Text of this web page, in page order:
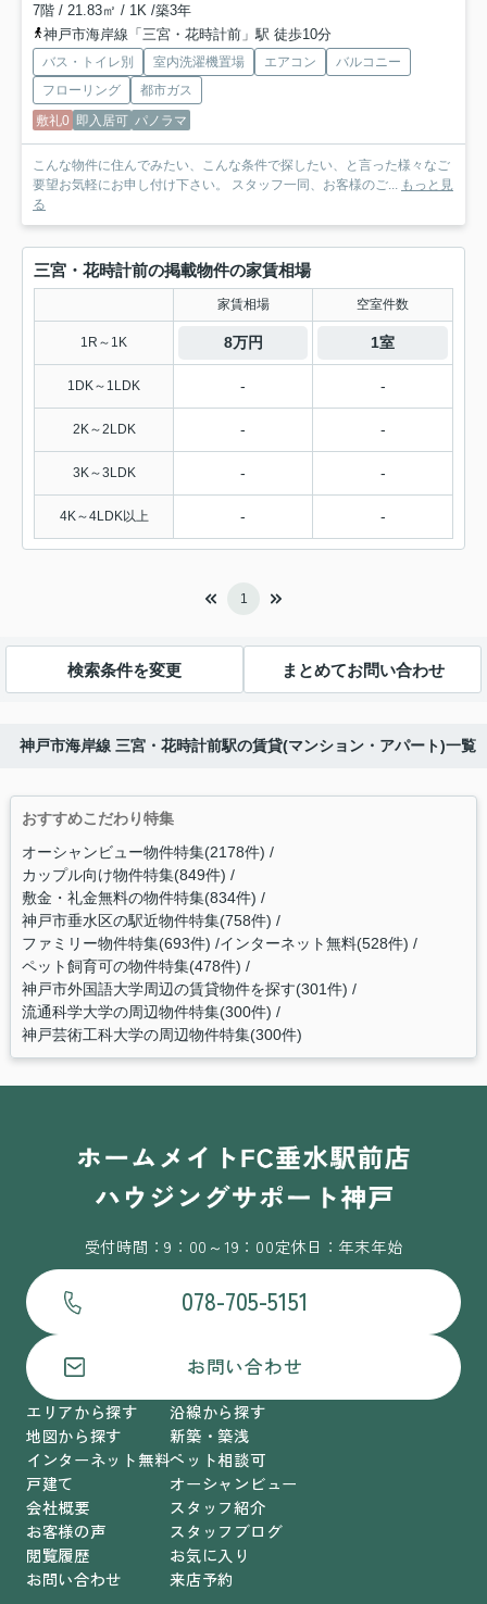
7階 / 21.83㎡ / 1K /築3年
神戸市海岸線「三宮・花時計前」駅 徒歩10分
バス・トイレ別 室内洗濯機置場 エアコン
バルコニー
フローリング
都市ガス
敷礼0 即入居可 パノラマ
こんな物件に住んでみたい、こんな条件で探したい、と言った様々なご
要望お気軽にお申し付け下さい。 スタッフ一同、お客様のご... もっと見
る
三宮・花時計前の掲載物件の家賃相場
家賃相場 空室件数
1R～1K 8万円 1室
1DK～1LDK - -
2K～2LDK - -
3K～3LDK - -
4K～4LDK以上 - -
1
検索条件を変更 まとめてお問い合わせ
神戸市海岸線 三宮・花時計前駅の賃貸(マンション・アパート)一覧
おすすめこだわり特集
オーシャンビュー物件特集(2178件)
カップル向け物件特集(849件)
敷金・礼金無料の物件特集(834件)
神戸市垂水区の駅近物件特集(758件)
ファミリー物件特集(693件) インターネット無料(528件)
ペット飼育可の物件特集(478件)
神戸市外国語大学周辺の賃貸物件を探す(301件)
流通科学大学の周辺物件特集(300件)
神戸芸術工科大学の周辺物件特集(300件)
受付時間：9：00～19：00定休日：年末年始
078-705-5151
お問い合わせ
エリアから探す
地図から探す
インターネット無料
戸建て
会社概要
お客様の声
閲覧履歴
お問い合わせ
沿線から探す
新築・築浅
ペット相談可
オーシャンビュー
スタッフ紹介
スタッフブログ
お気に入り
来店予約